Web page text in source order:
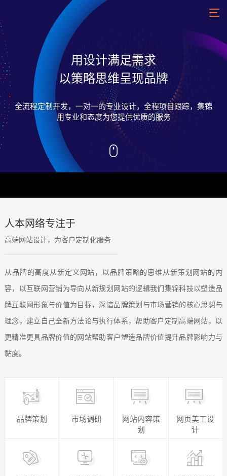
关于
02
高端网
站定制
微信定
APP开
网络营
03
案例
网站建
小程序
台
04
新闻
最新签
约
人本观
公司新
用设计满足需求
以策略思维呈现品牌
全流程定制开发，一对一的专业设计，全程项目跟踪，集锦
用专业和态度为您提供优质的服务
人本网络专注于
高端网站设计，为客户定制化服务
从品牌的高度从新定义网站，以品牌策略的思维从新策划网站的内
容，以互联网营销为导向从新规划网站的逻辑我们集锦科技以塑造品
牌互联网形象与价值为目标，深谙品牌策划与市场营销的核心思想与
理念，建立自己全新方法论与执行体系，帮助客户定制高端网站，以
更精准更具品牌价值的网站帮助客户塑造品牌价值提升品牌影响力与
黏度。
品牌策划 市场调研
网站内容策
划
网页美工设
计